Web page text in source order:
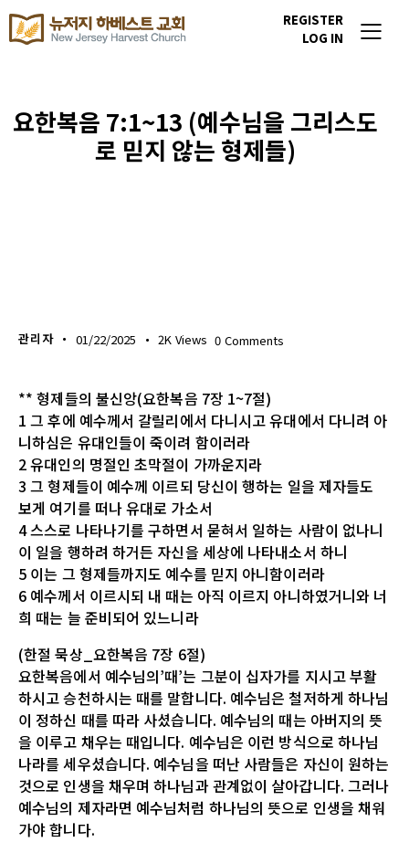
REGISTER
LOG IN
요한복음 7:1~13 (예수님을 그리스도
로 믿지 않는 형제들)
관리자 01/22/2025 2K Views 0 Comments
** 형제들의 불신앙(요한복음 7장 1~7절)
1 그 후에 예수께서 갈릴리에서 다니시고 유대에서 다니려 아
니하심은 유대인들이 죽이려 함이러라
2 유대인의 명절인 초막절이 가까운지라
3 그 형제들이 예수께 이르되 당신이 행하는 일을 제자들도
보게 여기를 떠나 유대로 가소서
4 스스로 나타나기를 구하면서 묻혀서 일하는 사람이 없나니
이 일을 행하려 하거든 자신을 세상에 나타내소서 하니
5 이는 그 형제들까지도 예수를 믿지 아니함이러라
6 예수께서 이르시되 내 때는 아직 이르지 아니하였거니와 너
희 때는 늘 준비되어 있느니라
(한절 묵상_요한복음 7장 6절)
요한복음에서 예수님의’때’는 그분이 십자가를 지시고 부활
하시고 승천하시는 때를 말합니다. 예수님은 철저하게 하나님
이 정하신 때를 따라 사셨습니다. 예수님의 때는 아버지의 뜻
을 이루고 채우는 때입니다. 예수님은 이런 방식으로 하나님
나라를 세우셨습니다. 예수님을 떠난 사람들은 자신이 원하는
것으로 인생을 채우며 하나님과 관계없이 살아갑니다. 그러나
예수님의 제자라면 예수님처럼 하나님의 뜻으로 인생을 채워
가야 합니다.